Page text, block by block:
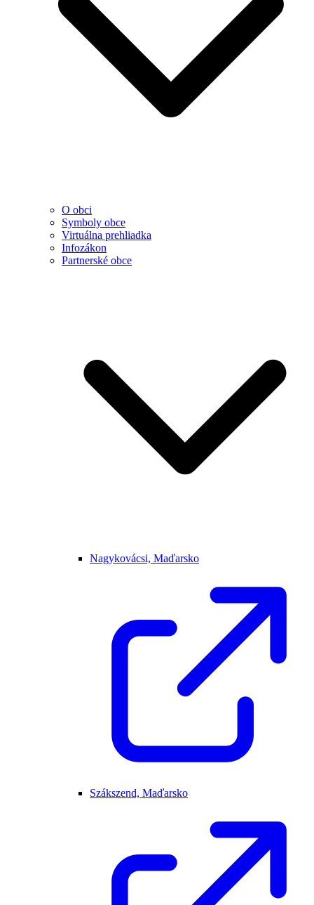
O obci
Symboly obce
Virtuálna prehliadka
Infozákon
Partnerské obce
Nagykovácsi, Maďarsko
Szákszend, Maďarsko